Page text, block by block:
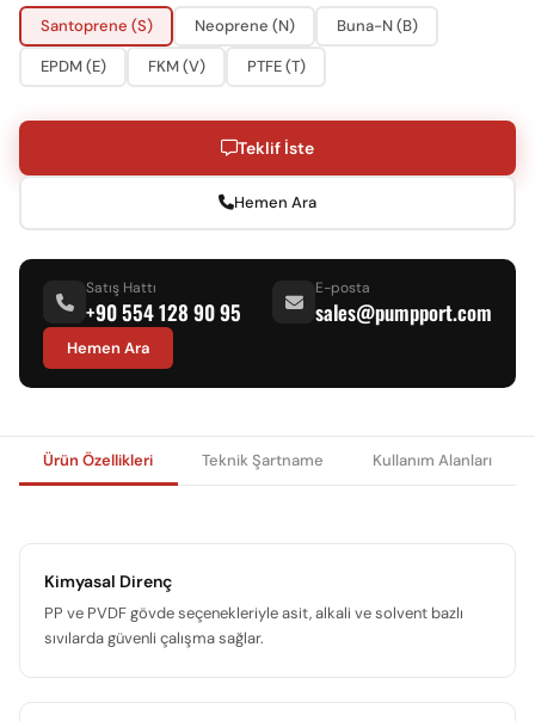
Santoprene (S) Neoprene (N)
Buna-N (B)
EPDM (E)
FKM (V) PTFE (T)
Teklif İste
Hemen Ara
Satış Hattı
+90 554 128 90 95
E-posta
sales@pumpport.com
Hemen Ara
Ürün Özellikleri Teknik Şartname Kullanım Alanları
Kimyasal Direnç
PP ve PVDF gövde seçenekleriyle asit, alkali ve solvent bazlı
sıvılarda güvenli çalışma sağlar.